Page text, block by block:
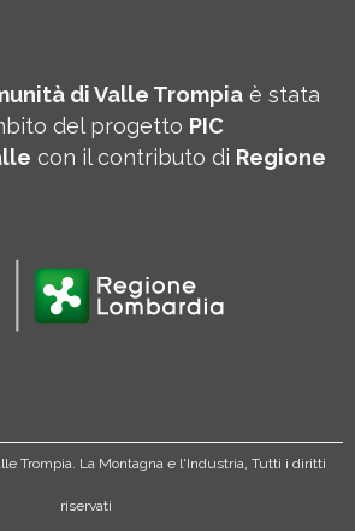
di Valle Trompia è stata
del progetto PIC
con il contributo di Regione
Trompia. La Montagna e l'Industria, Tutti i diritti
riservati